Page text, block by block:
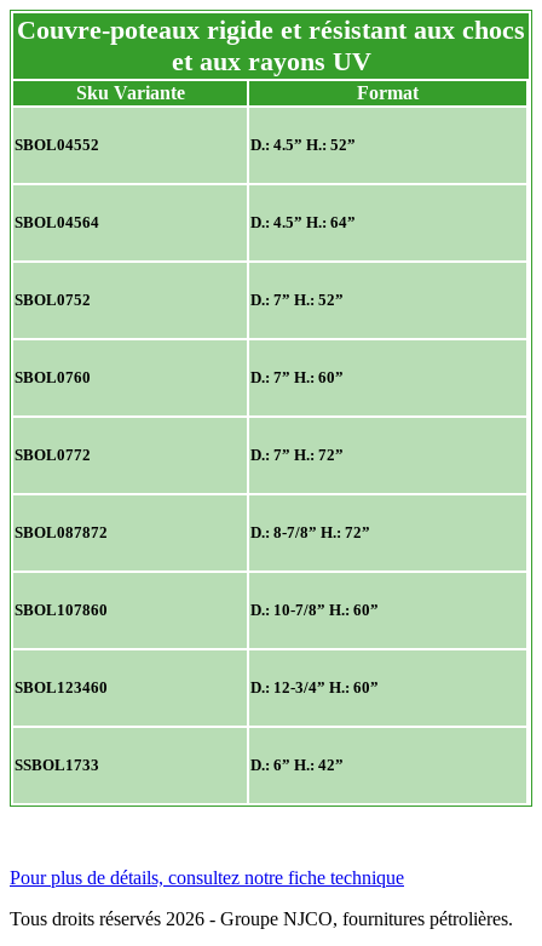
Couvre-poteaux rigide et résistant aux chocs
et aux rayons UV
Sku Variante Format
SBOL04552 D.: 4.5” H.: 52”
SBOL04564 D.: 4.5” H.: 64”
SBOL0752 D.: 7” H.: 52”
SBOL0760 D.: 7” H.: 60”
SBOL0772 D.: 7” H.: 72”
SBOL087872 D.: 8-7/8” H.: 72”
SBOL107860 D.: 10-7/8” H.: 60”
SBOL123460 D.: 12-3/4” H.: 60”
SSBOL1733 D.: 6” H.: 42”
Pour plus de détails, consultez notre fiche technique
Tous droits réservés 2026 - Groupe NJCO, fournitures pétrolières.